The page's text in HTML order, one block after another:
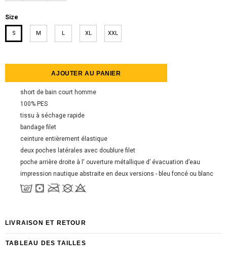
Size
S M L XL XXL
short de bain court homme
100% PЕS
tissu à séchage rapide
bandage filet
ceinture entièrement élastique
deux poches latérales avec doublure filet
poche arrière droite à l' ouverture métallique d’ évacuation d’eau
impression nautique abstraite en deux versions - bleu foncé ou blanc
LIVRAISON ET RETOUR
TABLEAU DES TAILLES